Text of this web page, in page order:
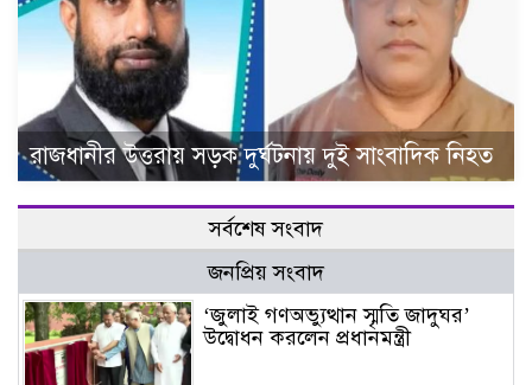
রাজধানীর উত্তরায় সড়ক দুর্ঘটনায় দুই সাংবাদিক নিহত
সর্বশেষ সংবাদ
জনপ্রিয় সংবাদ
‘জুলাই গণঅভ্যুত্থান স্মৃতি জাদুঘর’
উদ্বোধন করলেন প্রধানমন্ত্রী